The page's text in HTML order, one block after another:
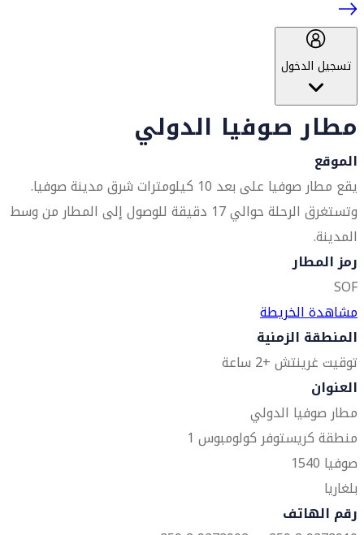
تسجيل الدخول
مطار صوفيا الدولي
الموقع
يقع مطار صوفيا على بعد 10 كيلومترات شرق مدينة صوفيا.
وتستغرق الرحلة حوالي 17 دقيقة للوصول إلى المطار من وسط
المدينة.
رمز المطار
SOF
مشاهدة الخريطة
المنطقة الزمنية
توقيت غرينتش +2 ساعة
العنوان
مطار صوفيا الدولي
منطقة كريستوفر كولومبوس 1
صوفيا 1540
بلغاريا
رقم الهاتف